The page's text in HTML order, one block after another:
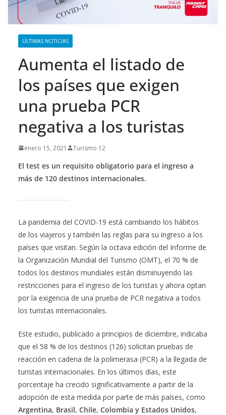
ÚLTIMAS NOTICIAS
Aumenta el listado de
los países que exigen
una prueba PCR
negativa a los turistas
enero 15, 2021 Turismo 12
El test es un requisito obligatorio para el ingreso a
más de 120 destinos internacionales.
La pandemia del COVID-19 está cambiando los hábitos
de los viajeros y también las reglas para su ingreso a los
países que visitan. Según la octava edición del Informe de
la Organización Mundial del Turismo (OMT), el 70 % de
todos los destinos mundiales están disminuyendo las
restricciones para el ingreso de los turistas y ahora optan
por la exigencia de una prueba de PCR negativa a todos
los turistas internacionales.
Este estudio, publicado a principios de diciembre, indicaba
que el 58 % de los destinos (126) solicitan pruebas de
reacción en cadena de la polimerasa (PCR) a la llegada de
turistas internacionales. En los últimos días, este
porcentaje ha crecido significativamente a partir de la
adopción de esta medida por parte de más países, como
Argentina, Brasil, Chile, Colombia y Estados Unidos,